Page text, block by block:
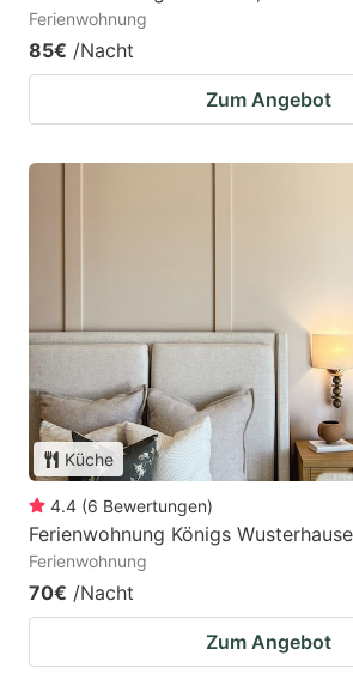
Ferienwohnung
85€ /Nacht
Zum Angebot
Küche
4.4 (6 Bewertungen)
Ferienwohnung Königs
Ferienwohnung
70€ /Nacht
Zum Angebot